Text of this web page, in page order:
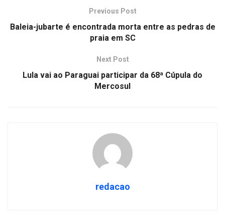
Previous Post
Baleia-jubarte é encontrada morta entre as pedras de
praia em SC
Next Post
Lula vai ao Paraguai participar da 68ª Cúpula do
Mercosul
redacao